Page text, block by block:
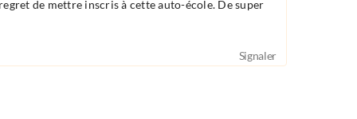
de mettre inscris à cette auto-école. De super
Signaler